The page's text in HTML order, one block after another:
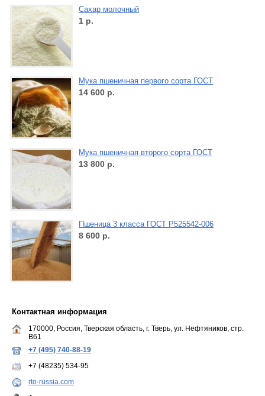
Сахар молочный
1 р.
Мука пшеничная первого сорта ГОСТ
14 600 р.
Мука пшеничная второго сорта ГОСТ
13 800 р.
Пшеница 3 класса ГОСТ Р525542-006
8 600 р.
Контактная информация
170000, Россия, Тверская область, г. Тверь, ул. Нефтяников, стр.
B61
+7 (495) 740-88-19
+7 (48235) 534-95
rto-russia.com